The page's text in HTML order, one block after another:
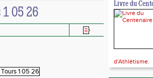
05 26
Livre du
d'Athlétisme.